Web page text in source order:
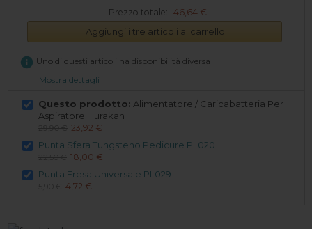
Prezzo totale: 46,64 €
Aggiungi i tre articoli al carrello
info Uno di questi articoli ha disponibilità diversa
Mostra dettagli
Questo prodotto: Alimentatore / Caricabatteria Per
Aspiratore Hurakan
23,92 €
Punta Sfera Tungsteno Pedicure PL020
18,00 €
Punta Fresa Universale PL029
4,72 €